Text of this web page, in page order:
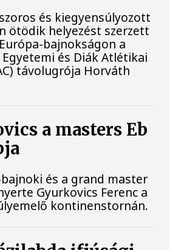
és kiegyensúlyozott
ötödik helyezést szerzett
bajnokságon a
és Diák Atlétikai
távolugrója Horváth
a masters Eb
és a grand master
Gyurkovics Ferenc a
kontinenstornán.